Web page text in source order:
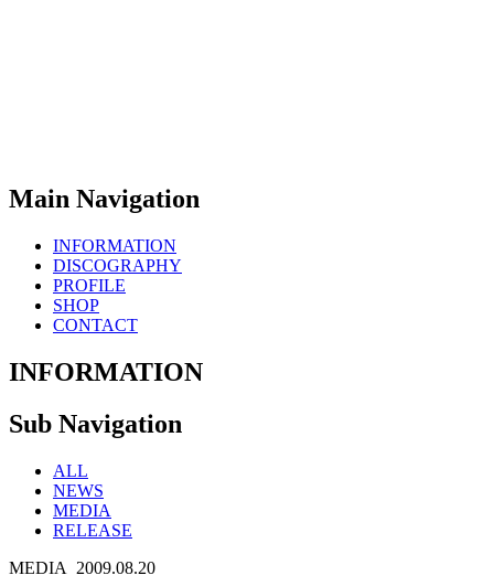
Main Navigation
INFORMATION
DISCOGRAPHY
PROFILE
SHOP
CONTACT
INFORMATION
Sub Navigation
ALL
NEWS
MEDIA
RELEASE
MEDIA
2009.08.20